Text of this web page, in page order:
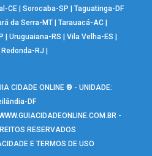
CE |Sorocaba-SP |Taguatinga-DF
da Serra-MT| Tarauacá-AC|
|Uruguaiana-RS |Vila Velha-ES
RJ
CIDADE ONLINE ® - UNIDADE:
DF
-
RESERVADOS
E TERMOS DE USO